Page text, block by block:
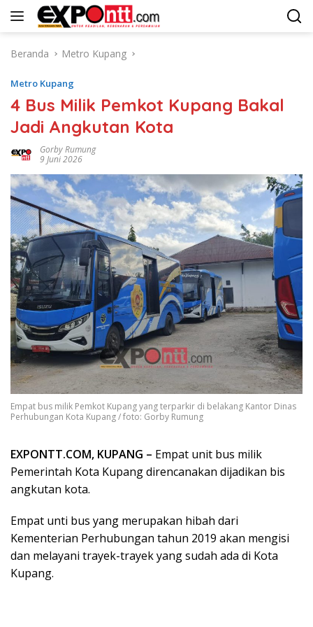
Langsung
Beranda
Metro Kupang
Metro Kupang
4 Bus Milik Pemkot Kupang Bakal
Jadi Angkutan Kota
Gorby Rumung
9 Juni 2026
Empat bus milik Pemkot Kupang yang terparkir di belakang Kantor Dinas
Perhubungan Kota Kupang / foto: Gorby Rumung
EXPONTT.COM, KUPANG – Empat unit bus milik
Pemerintah Kota Kupang direncanakan dijadikan bis
angkutan kota.
Empat unti bus yang merupakan hibah dari
Kementerian Perhubungan tahun 2019 akan mengisi
dan melayani trayek-trayek yang sudah ada di Kota
Kupang.